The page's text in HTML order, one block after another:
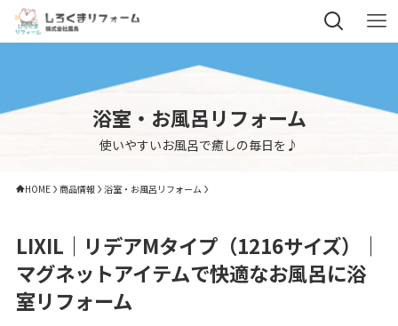
浴室・お風呂リフォーム
使いやすいお風呂で癒しの毎日を♪
HOME 商品情報 浴室・お風呂リフォーム
LIXIL｜リデアMタイプ（1216サイズ）｜
マグネットアイテムで快適なお風呂に浴
室リフォーム